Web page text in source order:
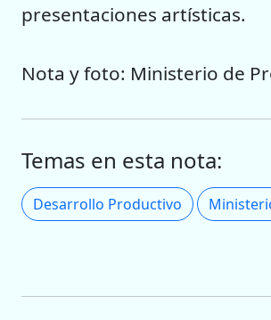
presentaciones artísticas.
Nota y foto: Ministerio de
Temas en esta nota:
Desarrollo Productivo